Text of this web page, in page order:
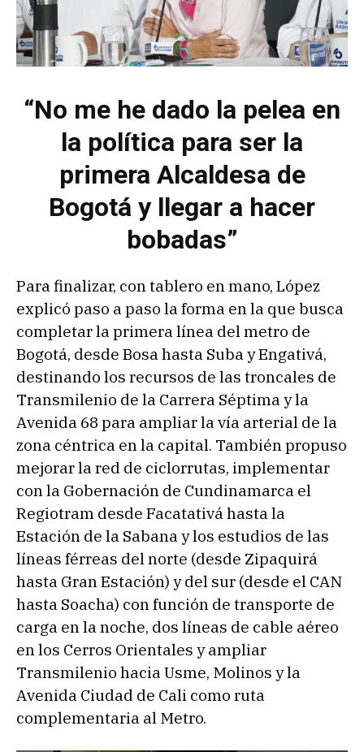
“No me he dado la pelea en
la política para ser la
primera Alcaldesa de
Bogotá y llegar a hacer
bobadas”
Para finalizar, con tablero en mano, López
explicó paso a paso la forma en la que busca
completar la primera línea del metro de
Bogotá, desde Bosa hasta Suba y Engativá,
destinando los recursos de las troncales de
Transmilenio de la Carrera Séptima y la
Avenida 68 para ampliar la vía arterial de la
zona céntrica en la capital. También propuso
mejorar la red de ciclorrutas, implementar
con la Gobernación de Cundinamarca el
Regiotram desde Facatativá hasta la
Estación de la Sabana y los estudios de las
líneas férreas del norte (desde Zipaquirá
hasta Gran Estación) y del sur (desde el CAN
hasta Soacha) con función de transporte de
carga en la noche, dos líneas de cable aéreo
en los Cerros Orientales y ampliar
Transmilenio hacia Usme, Molinos y la
Avenida Ciudad de Cali como ruta
complementaria al Metro.